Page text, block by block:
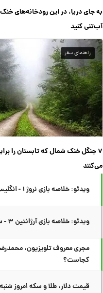
به جای دریا، در این رودخانه‌های
آب‌تنی کنید
راهنمای سفر
۷ جنگل خنک شمال که تابستان را
می‌کنند
ویدئو: خلاصه بازی نروژ ۱ - انگلیس ۲
ویدئو: خلاصه بازی آرژانتین ۳ - سوئیس ۱
مجری معروف تلویزیون،
کجاست؟
قیمت دلار، طلا و سکه امروز شنبه ۲۰ تیر